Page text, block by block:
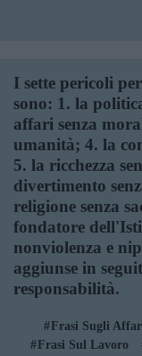
I sette pericoli
sono: 1. la
affari senza
umanità; 4. la
5. la ricchezza
divertimento
religione senza
fondatore
nonviolenza e
aggiunse in
responsabilità.
Frasi Sugli
Frasi Sul Lavoro